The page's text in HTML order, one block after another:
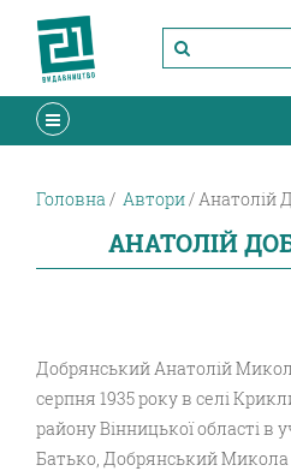
Головна Автори Анатолій
АНАТОЛІЙ
Добрянський Анатолій
серпня 1935 року в селі
району Вінницької області в
Батько, Добрянський